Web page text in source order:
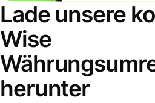
Lade unsere
Wise
herunter